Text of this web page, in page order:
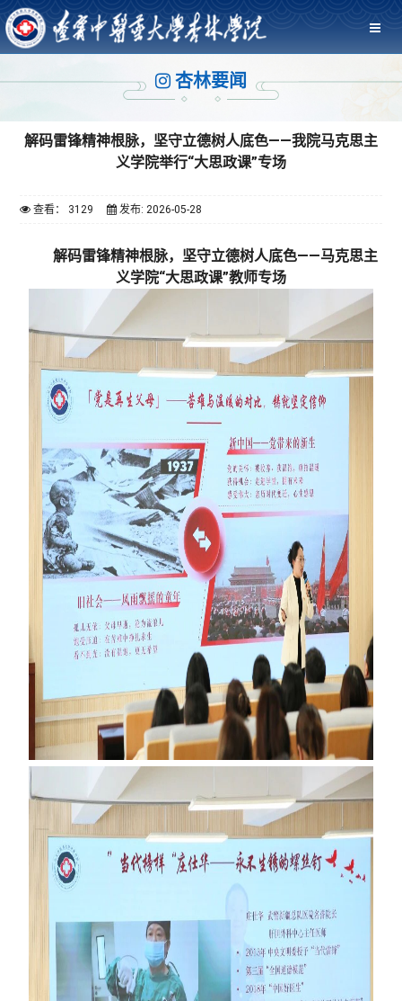
杏林要闻
解码雷锋精神根脉，坚守立德树人底色——我院马克思主
义学院举行“大思政课”专场
查看： 3129 发布: 2026-05-28
解码雷锋精神根脉，坚守立德树人底色——马克思主
义学院“大思政课”教师专场